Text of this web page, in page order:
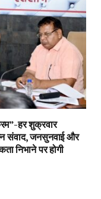
हर शुक्रवार
संवाद, जनसुनवाई और
निभाने पर होगी